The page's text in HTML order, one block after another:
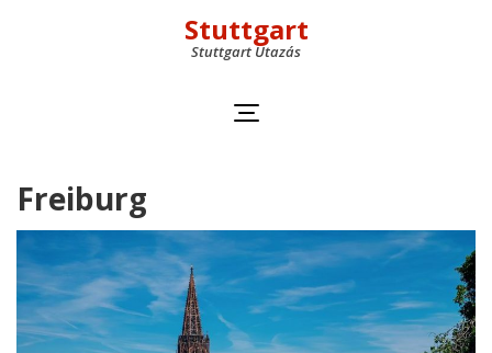
Stuttgart
Stuttgart Utazás
Freiburg